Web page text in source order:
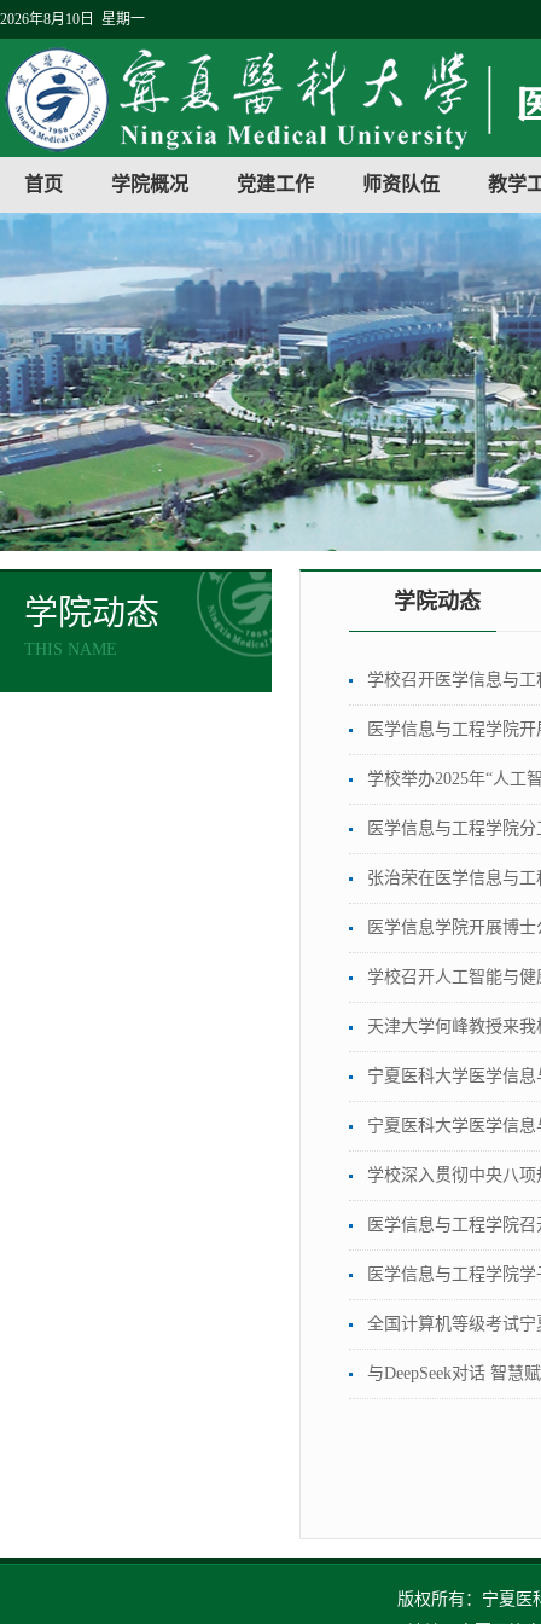
2026年8月10日 星期一
首页 学院概况 党建工作 师资队伍 教学
学院动态
THIS NAME
学院动态
学校召开医学信息与
医学信息与工程学院
学校举办2025年“人工
医学信息与工程学院
张治荣在医学信息与
医学信息学院开展博
学校召开人工智能与
天津大学何峰教授来
宁夏医科大学医学信
宁夏医科大学医学信
学校深入贯彻中央八
医学信息与工程学院
医学信息与工程学院
全国计算机等级考试
与DeepSeek对话 智
版权所有：宁夏医